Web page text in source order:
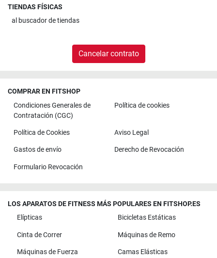
TIENDAS FÍSICAS
al buscador de tiendas
Cancelar contrato
COMPRAR EN FITSHOP
Condiciones Generales de
Contratación (CGC)
Política de cookies
Política de Cookies Aviso Legal
Gastos de envío Derecho de Revocación
Formulario Revocación
LOS APARATOS DE FITNESS MÁS POPULARES EN FITSHOP.ES
Elípticas
Bicicletas Estáticas
Cinta de Correr Máquinas de Remo
Máquinas de Fuerza Camas Elásticas